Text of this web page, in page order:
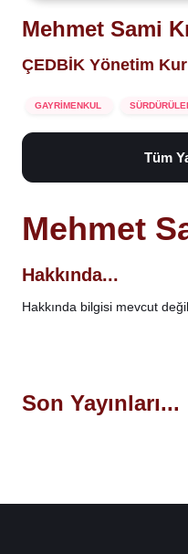
Mehmet Sami
ÇEDBİK Yönetim
GAYRİMENKUL
Tüm
Mehmet
Hakkında...
Hakkında bilgisi mevcut
Son Yayınları...